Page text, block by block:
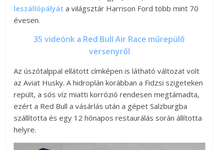
leszállópályát a világsztár Harrison Ford több mint 70
évesen.
35 videónk a Red Bull Air Race műrepülő
versenyről
Az úszótalppal ellátott címképen is látható változat volt
az Aviat Husky. A hidroplán korábban a Fidzsi szigeteken
repült, a sós víz miatti korrózió rendesen megtámadta,
ezért a Red Bull a vásárlás után a gépet Salzburgba
szállította és egy 12 hónapos restaurálás során állította
helyre.